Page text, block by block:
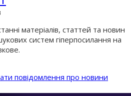
матеріалів, статтей та новин
систем гіперпосилання на
повідомлення про новини